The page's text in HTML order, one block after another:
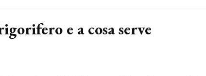
e a cosa serve